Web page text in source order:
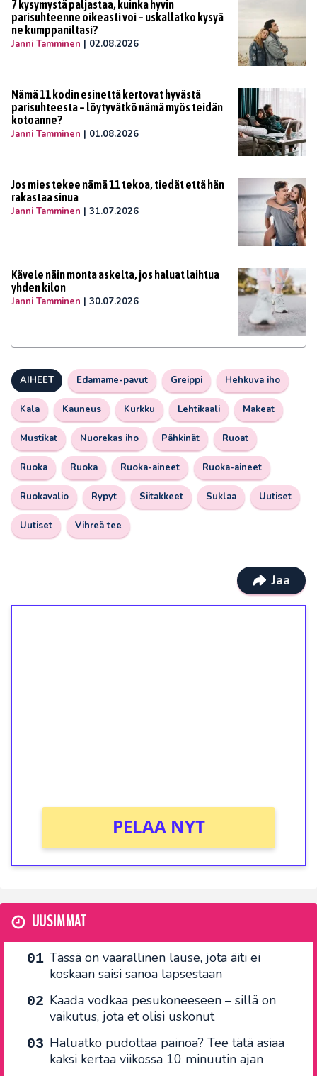
7 kysymystä paljastaa, kuinka hyvin
parisuhteenne oikeasti voi – uskallatko kysyä
ne kumppaniltasi?
Janni Tamminen | 02.08.2026
Nämä 11 kodin esinettä kertovat hyvästä
parisuhteesta – löytyvätkö nämä myös teidän
kotoanne?
Janni Tamminen | 01.08.2026
Jos mies tekee nämä 11 tekoa, tiedät että hän
rakastaa sinua
Janni Tamminen | 31.07.2026
Kävele näin monta askelta, jos haluat laihtua
yhden kilon
Janni Tamminen | 30.07.2026
AIHEET Edamame-pavut Greippi Hehkuva iho
Kala Kauneus Kurkku Lehtikaali Makeat
Mustikat Nuorekas iho Pähkinät Ruoat
Ruoka Ruoka Ruoka-aineet Ruoka-aineet
Ruokavalio Rypyt Siitakkeet Suklaa Uutiset
Uutiset Vihreä tee
Jaa
PELAA NYT
UUSIMMAT
Tässä on vaarallinen lause, jota äiti ei
koskaan saisi sanoa lapsestaan
Kaada vodkaa pesukoneeseen – sillä on
vaikutus, jota et olisi uskonut
Haluatko pudottaa painoa? Tee tätä asiaa
kaksi kertaa viikossa 10 minuutin ajan